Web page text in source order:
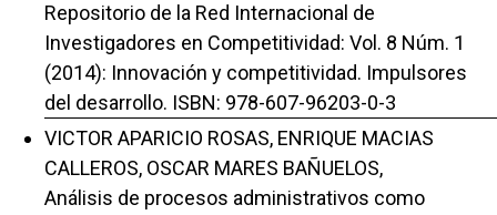
Repositorio de la Red Internacional de
Investigadores en Competitividad: Vol. 8 Núm. 1
(2014): Innovación y competitividad. Impulsores
del desarrollo. ISBN: 978-607-96203-0-3
VICTOR APARICIO ROSAS, ENRIQUE MACIAS
CALLEROS, OSCAR MARES BAÑUELOS,
Análisis de procesos administrativos como